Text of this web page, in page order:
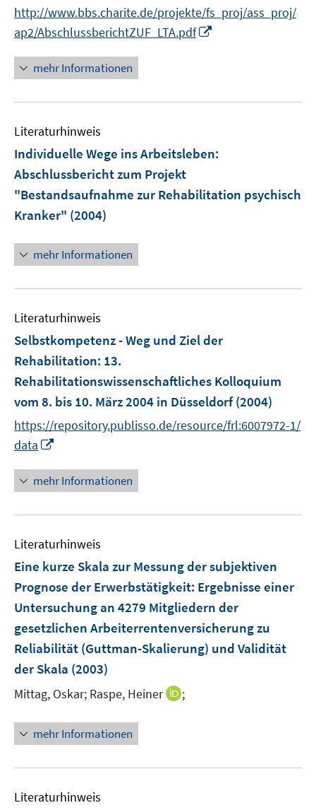
http://www.bbs.charite.de/projekte/fs_proj/ass_proj/
ap2/AbschlussberichtZUF_LTA.pdf
u
F
s
f
e
mehr Informationen
Literaturhinweis
Individuelle Wege ins Arbeitsleben:
Abschlussbericht zum Projekt
"Bestandsaufnahme zur Rehabilitation psychisch
Kranker" (2004)
mehr Informationen
Literaturhinweis
Selbstkompetenz - Weg und Ziel der
Rehabilitation: 13.
Rehabilitationswissenschaftliches Kolloquium
vom 8. bis 10. März 2004 in Düsseldorf(2004)
https://repository.publisso.de/resource/frl:6007972-1/
data
n
e
u
m
F
n
s
t
e
r
f
n
e
n
mehr Informationen
Literaturhinweis
Eine kurze Skala zur Messung der subjektiven
Prognose der Erwerbstätigkeit: Ergebnisse einer
Untersuchung an 4279 Mitgliedern der
gesetzlichen Arbeiterrentenversicherung zu
Reliabilität (Guttman-Skalierung) und Validität
der Skala (2003)
Mittag, Oskar; Raspe, Heiner
I;
mehr Informationen
Literaturhinweis